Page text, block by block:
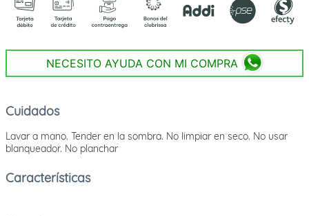
NECESITO AYUDA CON MI COMPRA
Cuidados
Lavar a mano. Tender en la sombra. No limpiar en seco. No usar
blanqueador. No planchar